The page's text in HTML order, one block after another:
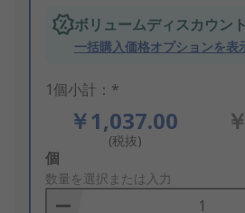
ボリュームディスカウン
一括購入価格オプションを表
1個小計：*
￥1,037.00
(税抜)
Add
to
Basket
個
数量を選択または入力